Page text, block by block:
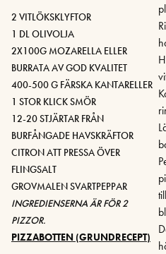
2 VITLÖKSKLYFTOR
1 DL OLIVOLJA
2X100G MOZARELLA ELLER
BURRATA AV GOD KVALITET
400-500 G FÄRSKA KANTARELLER
1 STOR KLICK SMÖR
12-20 STJÄRTAR FRÅN
BURFÅNGADE HAVSKRÄFTOR
CITRON ATT PRESSA ÖVER
FLINGSALT
GROVMALEN SVARTPEPPAR
INGREDIENSERNA ÄR FÖR 2
PIZZOR.
PIZZABOTTEN (GRUNDRECEPT)